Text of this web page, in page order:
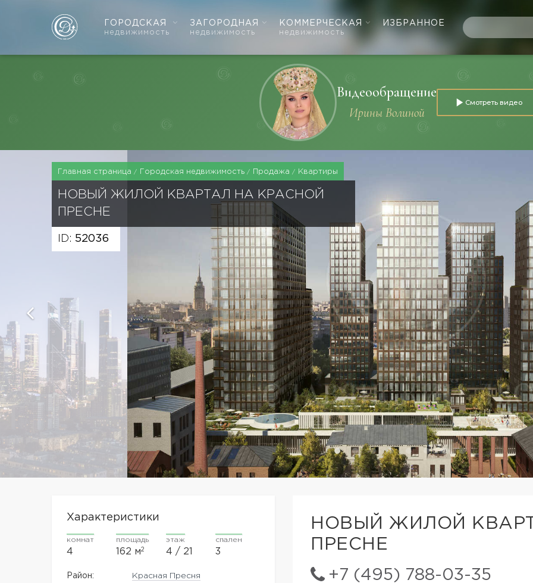
ГОРОДСКАЯ
недвижимость
ЗАГОРОДНАЯ
недвижимость
КОММЕРЧЕСКАЯ
недвижимость
ИЗБРАННОЕ
Видеообращение
Ирины Волиной
Смотреть видео
Главная страница Городская недвижимость Продажа Квартиры
НОВЫЙ ЖИЛОЙ КВАРТАЛ НА КРАСНОЙ
ПРЕСНЕ
ID: 52036
НОВЫЙ ЖИЛОЙ
ПРЕСНЕ
+7 (495) 788-03-35
Характеристики
комнат
4
площадь
162 м2
этаж
4 / 21
спален
3
Район: Красная Пресня